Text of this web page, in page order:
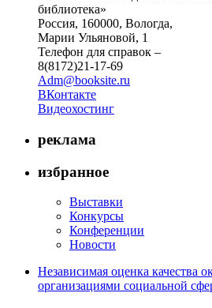
библиотека»
Россия, 160000, Вологда,
Марии Ульяновой, 1
Телефон для справок –
8(8172)21-17-69
Adm@booksite.ru
ВКонтакте
Видеохостинг
реклама
избранное
Выставки
Конкурсы
Конференции
Новости
Независимая оценка качества
организациями социальной